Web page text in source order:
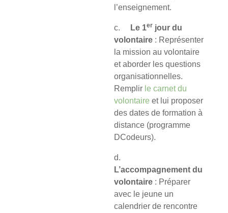
l’enseignement.
c. Le 1er jour du
volontaire : Représenter
la mission au volontaire
et aborder les questions
organisationnelles.
Remplir le carnet du
volontaire et lui proposer
des dates de formation à
distance (programme
DCodeurs).
d.
L’accompagnement du
volontaire : Préparer
avec le jeune un
calendrier de rencontre